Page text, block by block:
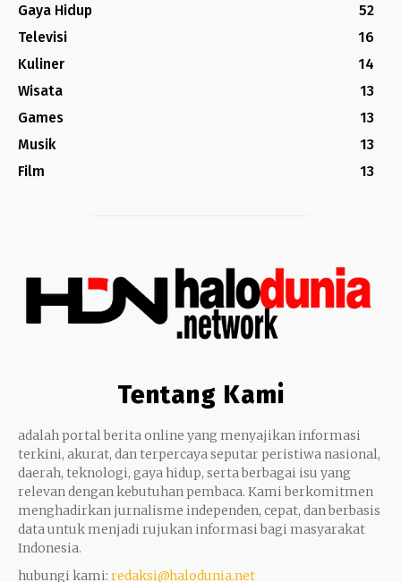
Gaya Hidup
52
Televisi
16
Kuliner
14
Wisata
13
Games
13
Musik
13
Film
13
Tentang Kami
adalah portal berita online yang menyajikan informasi
terkini, akurat, dan terpercaya seputar peristiwa nasional,
daerah, teknologi, gaya hidup, serta berbagai isu yang
relevan dengan kebutuhan pembaca. Kami berkomitmen
menghadirkan jurnalisme independen, cepat, dan berbasis
data untuk menjadi rujukan informasi bagi masyarakat
Indonesia.
hubungi kami: redaksi@halodunia.net